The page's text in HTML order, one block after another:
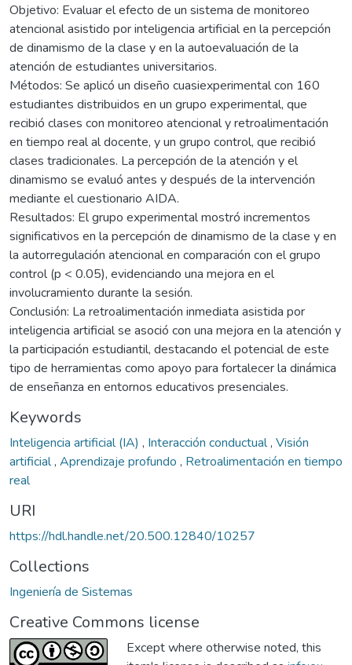
Objetivo: Evaluar el efecto de un sistema de monitoreo
atencional asistido por inteligencia artificial en la percepción
de dinamismo de la clase y en la autoevaluación de la
atención de estudiantes universitarios.
Métodos: Se aplicó un diseño cuasiexperimental con 160
estudiantes distribuidos en un grupo experimental, que
recibió clases con monitoreo atencional y retroalimentación
en tiempo real al docente, y un grupo control, que recibió
clases tradicionales. La percepción de la atención y el
dinamismo se evaluó antes y después de la intervención
mediante el cuestionario AIDA.
Resultados: El grupo experimental mostró incrementos
significativos en la percepción de dinamismo de la clase y en
la autorregulación atencional en comparación con el grupo
control (p < 0.05), evidenciando una mejora en el
involucramiento durante la sesión.
Conclusión: La retroalimentación inmediata asistida por
inteligencia artificial se asoció con una mejora en la atención y
la participación estudiantil, destacando el potencial de este
tipo de herramientas como apoyo para fortalecer la dinámica
de enseñanza en entornos educativos presenciales.
Keywords
Inteligencia artificial (IA) , Interacción conductual, Visión
artificial, Aprendizaje profundo , Retroalimentación en tiempo
real
URI
https://hdl.handle.net/20.500.12840/10257
Collections
Ingeniería de Sistemas
Creative Commons license
Except where otherwise noted, this